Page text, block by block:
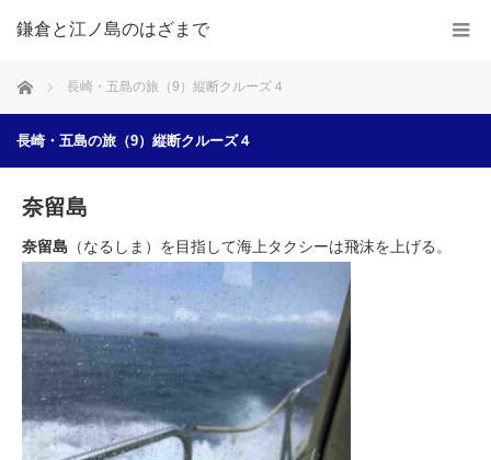
鎌倉と江ノ島のはざまで
ホーム 長崎・五島の旅（9）縦断クルーズ４
長崎・五島の旅（9）縦断クルーズ４
奈留島
奈留島 （なるしま）を目指して海上タクシーは飛沫を上げる。